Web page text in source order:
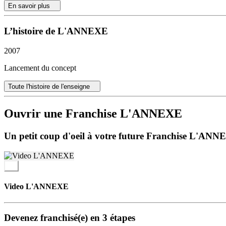
Vous profiterez d’un modèle à succès basé sur des données fiables et
Un retour sur investissement dès la première année pour nos franchisés.
Un résultat net dès la première année. Les coûts des matières
très rentable.
familiariser avec le concept et nous nous déplaçons à l’ouverture du
En savoir plus
L’histoire de L'ANNEXE
2007
Lancement du concept
Toute l'histoire de l'enseigne
Ouvrir une Franchise L'ANNEXE
Un petit coup d'oeil à votre future Franchise
Video L'ANNEXE
Devenez franchisé(e) en 3 étapes